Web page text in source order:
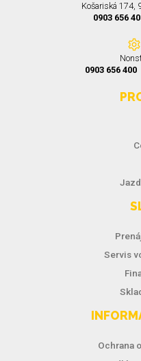
Košariská 174,
0903 656
0903 656 400
Servis
Ochrana